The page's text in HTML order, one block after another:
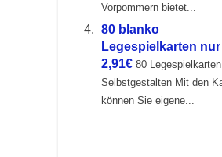
Vorpommern bietet...
80 blanko
Legespielkarten nur
2,91€ 80
Selbstgestalten Mit den
können Sie eigene...